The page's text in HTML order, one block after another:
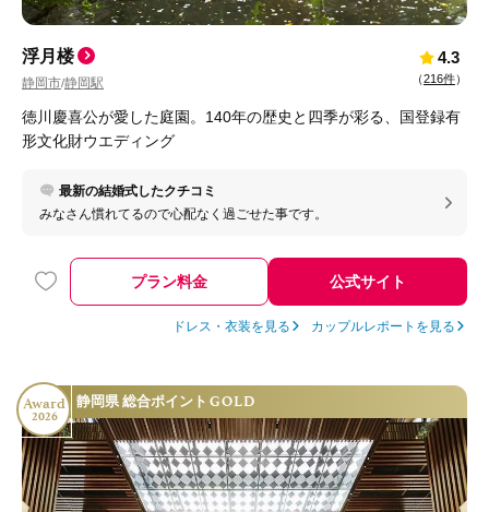
浮月楼
静岡市/静岡駅
4.3
（216件）
徳川慶喜公が愛した庭園。140年の歴史と四季が彩る、国登録有
形文化財ウエディング
最新の結婚式したクチコミ
みなさん慣れてるので心配なく過ごせた事です。
プラン料金 公式サイト
ドレス・衣装を見る カップルレポートを見る
Award
2026
静岡県 総合ポイント GOLD